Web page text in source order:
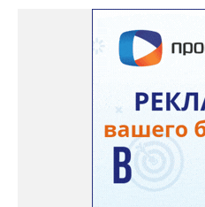
(четверг) и 11 (вторник)
сообщают организаторы. И
любую погоду! Если не на
зале на 5-ом этаже». Праздники
году будут объединены общим
народ, вставай в единый